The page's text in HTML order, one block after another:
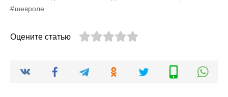
шевроле
Оцените статью